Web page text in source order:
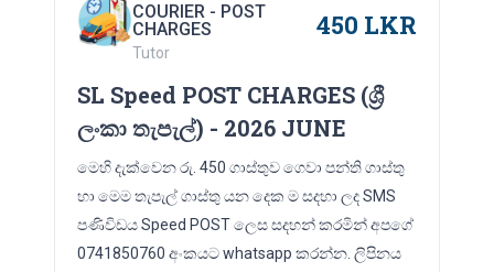
COURIER - POST
CHARGES
Tutor
450 LKR
SL Speed POST CHARGES (ශ්‍රී
ලංකා තැපැල්) - 2026 JUNE
මෙහි දැක්වෙන රු. 450 ගාස්තුව ගෙවා පන්ති ගාස්තු
හා මෙම තැපැල් ගාස්තු යන දෙක ම සදහා ලද SMS
පණිවිඩය Speed POST ලෙස සදහන් කරමින් අපගේ
0741850760 අංකයට whatsapp කරන්න. ලිපිනය